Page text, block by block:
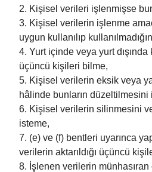
Kişisel verileri işlenmişse
Kişisel verilerin işlenme
uygun kullanılıp
Yurt içinde veya yurt dışında
üçüncü kişileri bilme,
Kişisel verilerin eksik veya
hâlinde bunların düzeltilmesini
Kişisel verilerin silinmesini
isteme,
(e) ve (f) bentleri uyarınca
verilerin aktarıldığı üçüncü
İşlenen verilerin